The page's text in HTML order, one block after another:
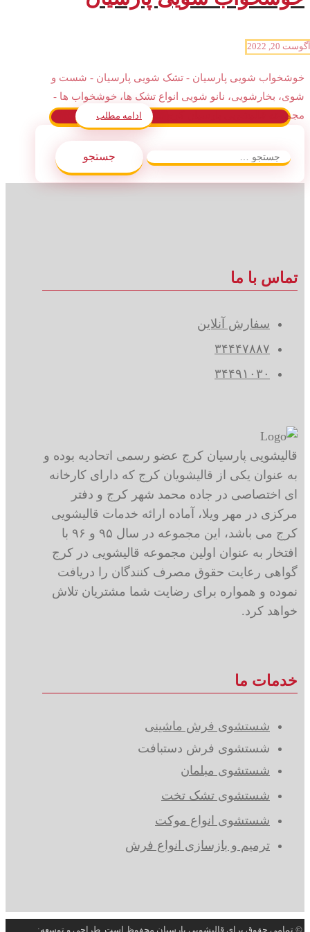
آگوست 20, 2022
خوشخواب شویی پارسیان - تشک شویی پارسیان - شست و
شوی، بخارشویی، نانو شویی انواع تشک ها، خوشخواب ها -
مجموعه قالیشویی پارسیان کرج ...
ادامه مطلب
برای:
تماس با ما
سفارش آنلاین
۳۴۴۴۷۸۸۷
۳۴۴۹۱۰۳۰
قالیشویی پارسیان کرج عضو رسمی اتحادیه بوده و
به عنوان یکی از قالیشویان کرج که دارای کارخانه
ای اختصاصی در جاده محمد شهر کرج و دفتر
مرکزی در مهر ویلا، آماده ارائه خدمات قالیشویی
کرج می باشد، این مجموعه در سال ۹۵ و ۹۶ با
افتخار به عنوان اولین مجموعه قالیشویی در کرج
گواهی رعایت حقوق مصرف کنندگان را دریافت
نموده و همواره برای رضایت شما مشتریان تلاش
خواهد کرد.
خدمات ما
شستشوی فرش ماشینی
شستشوی فرش دستبافت
شستشوی مبلمان
شستشوی تشک تخت
شستشوی انواع موکت
ترمیم و بازسازی انواع فرش
© تمامی حقوق برای قالیشویی پارسیان محفوظ است. طراحی و توسعه: